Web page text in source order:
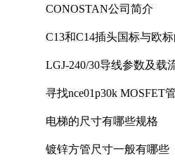
CONOSTAN公司简介
C13和C14插头国标与欧
LGJ-240/30导线参数及载
寻找nce01p30k MOSFET
电梯的尺寸有哪些规格
镀锌方管尺寸一般有哪些